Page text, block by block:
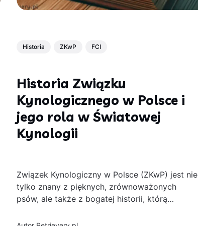
Historia ZKwP FCI
Historia Związku
Kynologicznego w Polsce i
jego rola w Światowej
Kynologii
Związek Kynologiczny w Polsce (ZKwP) jest nie
tylko znany z pięknych, zrównoważonych
psów, ale także z bogatej historii, którą
niniejszym artykule przedstawię kluczowe